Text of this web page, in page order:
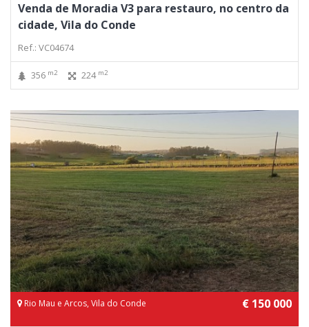
Venda de Moradia V3 para restauro, no centro da
cidade, Vila do Conde
Ref.: VC04674
356 m2 224 m2
Rio Mau e Arcos, Vila do Conde € 150 000